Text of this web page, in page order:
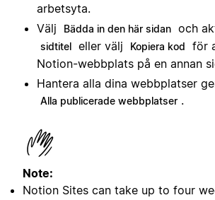
arbetsyta.
Välj
Bädda in den här sidan och
sidtitel eller välj Kopiera kod
för
Notion-webbplats på en annan
Hantera alla dina webbplatser
Alla publicerade webbplatser .
Note:
Notion Sites can take up to four